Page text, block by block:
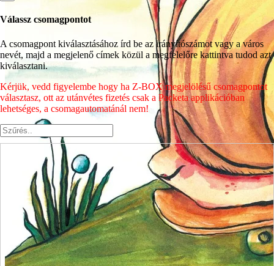
Válassz csomagpontot
A csomagpont kiválasztásához írd be az irányítószámot vagy a város
nevét, majd a megjelenő címek közül a megfelelőre kattintva tudod azt
kiválasztani.
Kérjük, vedd figyelembe hogy ha Z-BOX megjelölésű csomagpontot
választasz, ott az utánvétes fizetés csak a Packeta applikációban
lehetséges, a csomagautomatánál nem!